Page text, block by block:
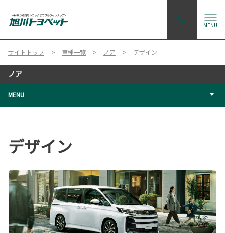
MENU
サイトトップ 車種一覧 ノア デザイン
ノア
MENU
デザイン